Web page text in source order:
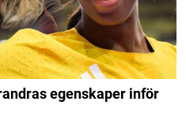
egenskaper inför